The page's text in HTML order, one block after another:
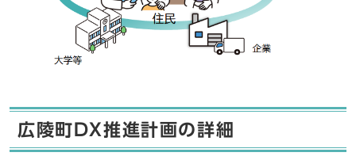
広陵町DX推進計画の詳細